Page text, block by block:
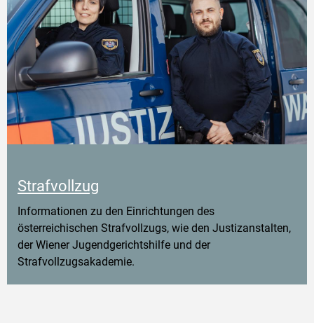
Strafvollzug
Informationen zu den Einrichtungen des
österreichischen Strafvollzugs, wie den Justizanstalten,
der Wiener Jugendgerichtshilfe und der
Strafvollzugsakademie.